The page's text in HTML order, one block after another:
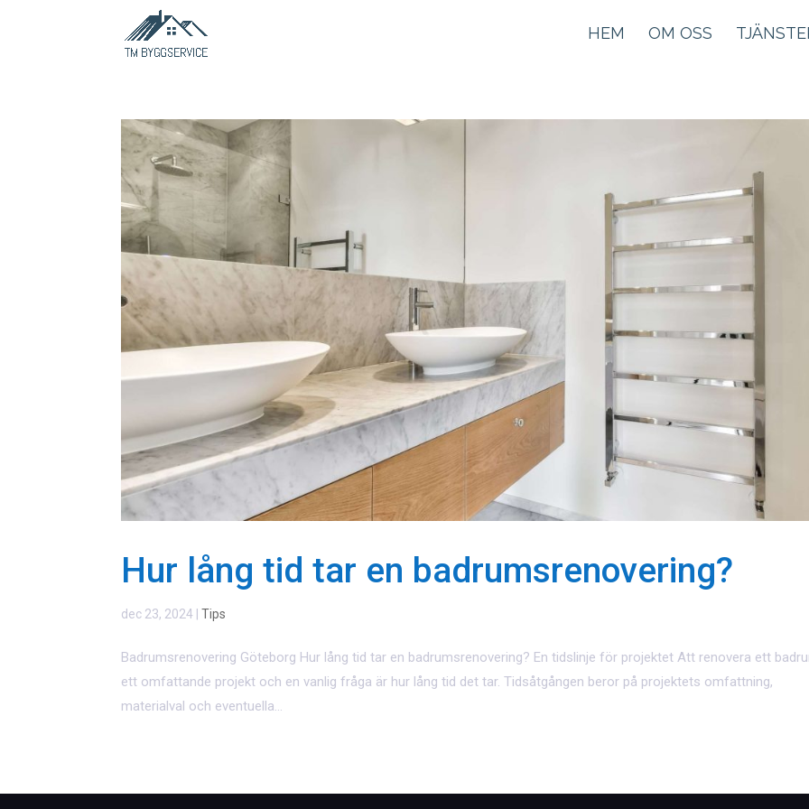
HEM OM OSS
Hur lång tid tar en badrumsrenovering?
dec 23, 2024 |Tips
Badrumsrenovering Göteborg Hur lång tid tar en badrumsrenovering? En tidslinje för projektet Att renovera ett
ett omfattande projekt och en vanlig fråga är hur lång tid det tar. Tidsåtgången beror på projektets omfattning,
materialval och eventuella...